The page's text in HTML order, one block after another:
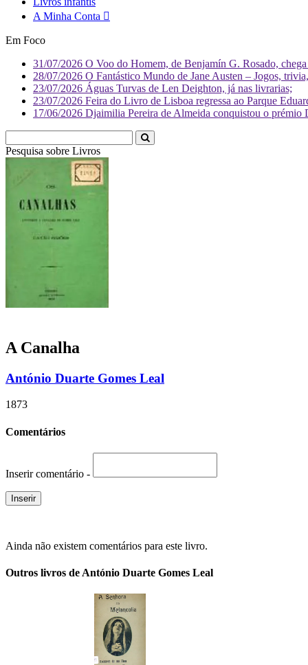
A Minha Conta
Em Foco
31/07/2026 O Voo do Homem, de Benjamín G. Rosado,
28/07/2026 O Fantástico Mundo de Jane Austen – Jogos,
23/07/2026 Águas Turvas de Len Deighton, já nas livrarias;
23/07/2026 Feira do Livro de Lisboa regressa ao Parque
17/06/2026 Djaimilia Pereira de Almeida conquistou o
Pesquisa sobre Liv
A Canalha
António Duarte Gomes Leal
1873
Comentários
Inserir comentário -
Ainda não existem comentários para este livro.
Outros livros de António Duarte Gomes Leal